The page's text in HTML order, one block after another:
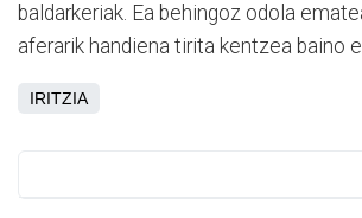
baldarkeriak. Ea behingoz odola
aferarik handiena tirita kentzea baino
IRITZIA